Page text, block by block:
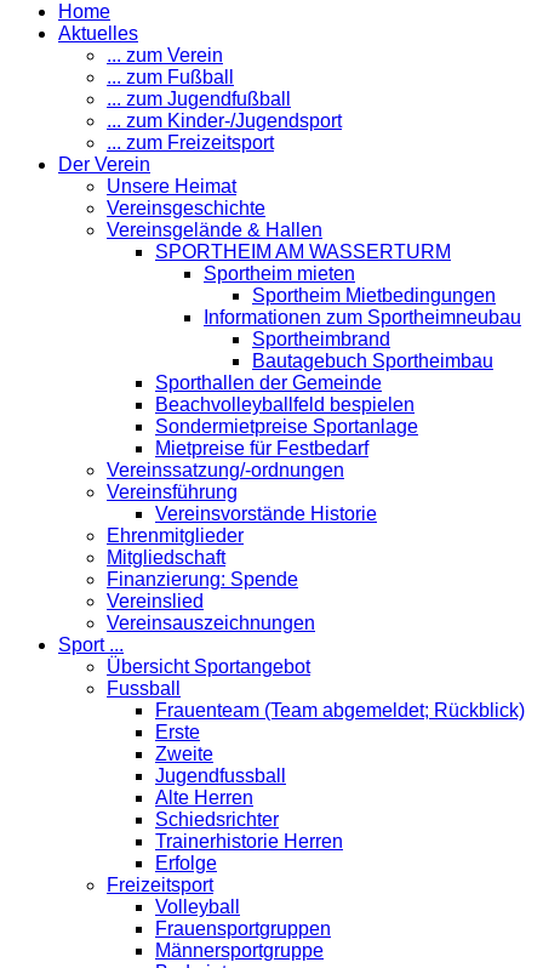
Home
Aktuelles
... zum Verein
... zum Fußball
... zum Jugendfußball
... zum Kinder-/Jugendsport
... zum Freizeitsport
Der Verein
Unsere Heimat
Vereinsgeschichte
Vereinsgelände & Hallen
SPORTHEIM AM WASSERTURM
Sportheim mieten
Sportheim Mietbedingungen
Informationen zum Sportheimneubau
Sportheimbrand
Bautagebuch Sportheimbau
Sporthallen der Gemeinde
Beachvolleyballfeld bespielen
Sondermietpreise Sportanlage
Mietpreise für Festbedarf
Vereinssatzung/-ordnungen
Vereinsführung
Vereinsvorstände Historie
Ehrenmitglieder
Mitgliedschaft
Finanzierung: Spende
Vereinslied
Vereinsauszeichnungen
Sport ...
Übersicht Sportangebot
Fussball
Frauenteam (Team abgemeldet; Rückblick)
Erste
Zweite
Jugendfussball
Alte Herren
Schiedsrichter
Trainerhistorie Herren
Erfolge
Freizeitsport
Volleyball
Frauensportgruppen
Männersportgruppe